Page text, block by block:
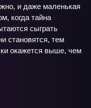
и даже маленькая
когда тайна
сыграть
становятся, тем
окажется выше, чем